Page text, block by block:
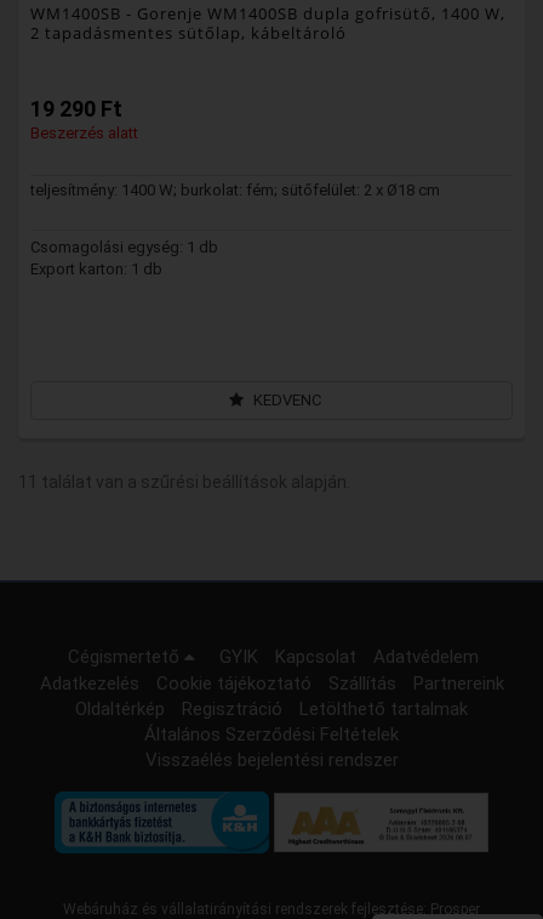
WM1400SB - Gorenje WM1400SB dupla gofrisütő, 1400 W,
2 tapadásmentes sütőlap, kábeltároló
19 290 Ft
Beszerzés alatt
teljesítmény: 1400 W; burkolat: fém; sütőfelület: 2 x Ø18 cm
Csomagolási egység: 1 db
Export karton: 1 db
KEDVENC
11 találat van a szűrési beállítások alapján.
Cégismertető GYIK Kapcsolat
Adatvédelem
Adatkezelés
Cookie tájékoztató Szállítás
Partnereink
Oldaltérkép
Regisztráció
Letölthető tartalmak
Általános Szerződési Feltételek
Visszaélés bejelentési rendszer
Webáruház és vállalatirányítási rendszerek fejlesztése: Prosper